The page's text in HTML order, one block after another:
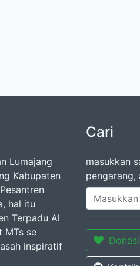
Lumajang
Kabupaten
hal itu
Terpadu Al
MTs se
inspiratif
Cari
masukkan
pengarang,